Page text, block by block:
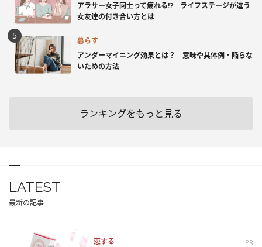
アラサー女子同士って疲れる⁉ ライフステージが違う
女友達の付き合い方とは
暮らす
アンダーマイニング効果とは？ 意味や具体例・陥らな
いための方法
ランキングをもっと見る
LATEST
最新の記事
恋する PR